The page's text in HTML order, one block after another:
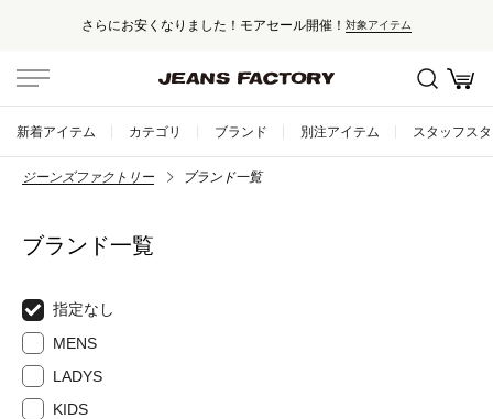
さらにお安くなりました！モアセール開催！ 対象アイテム
新着アイテム カテゴリ ブランド 別注アイテム スタッフス
ジーンズファクトリー ブランド一覧
ブランド一覧
指定なし
MENS
LADYS
KIDS